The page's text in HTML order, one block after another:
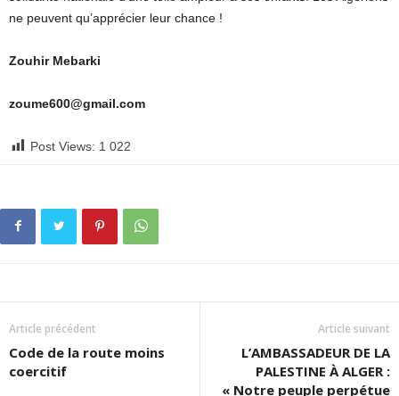
ne peuvent qu’apprécier leur chance !
Zouhir Mebarki
zoume600@gmail.com
Post Views: 1 022
Article précédent
Code de la route moins
coercitif
Article suivant
L’AMBASSADEUR DE LA
PALESTINE À ALGER :
« Notre peuple perpétue